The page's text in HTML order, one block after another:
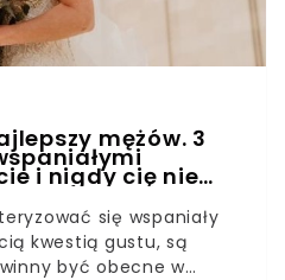
mężów. 3
i nigdy cię nie
się wspaniały
kwestią gustu, są
być obecne w